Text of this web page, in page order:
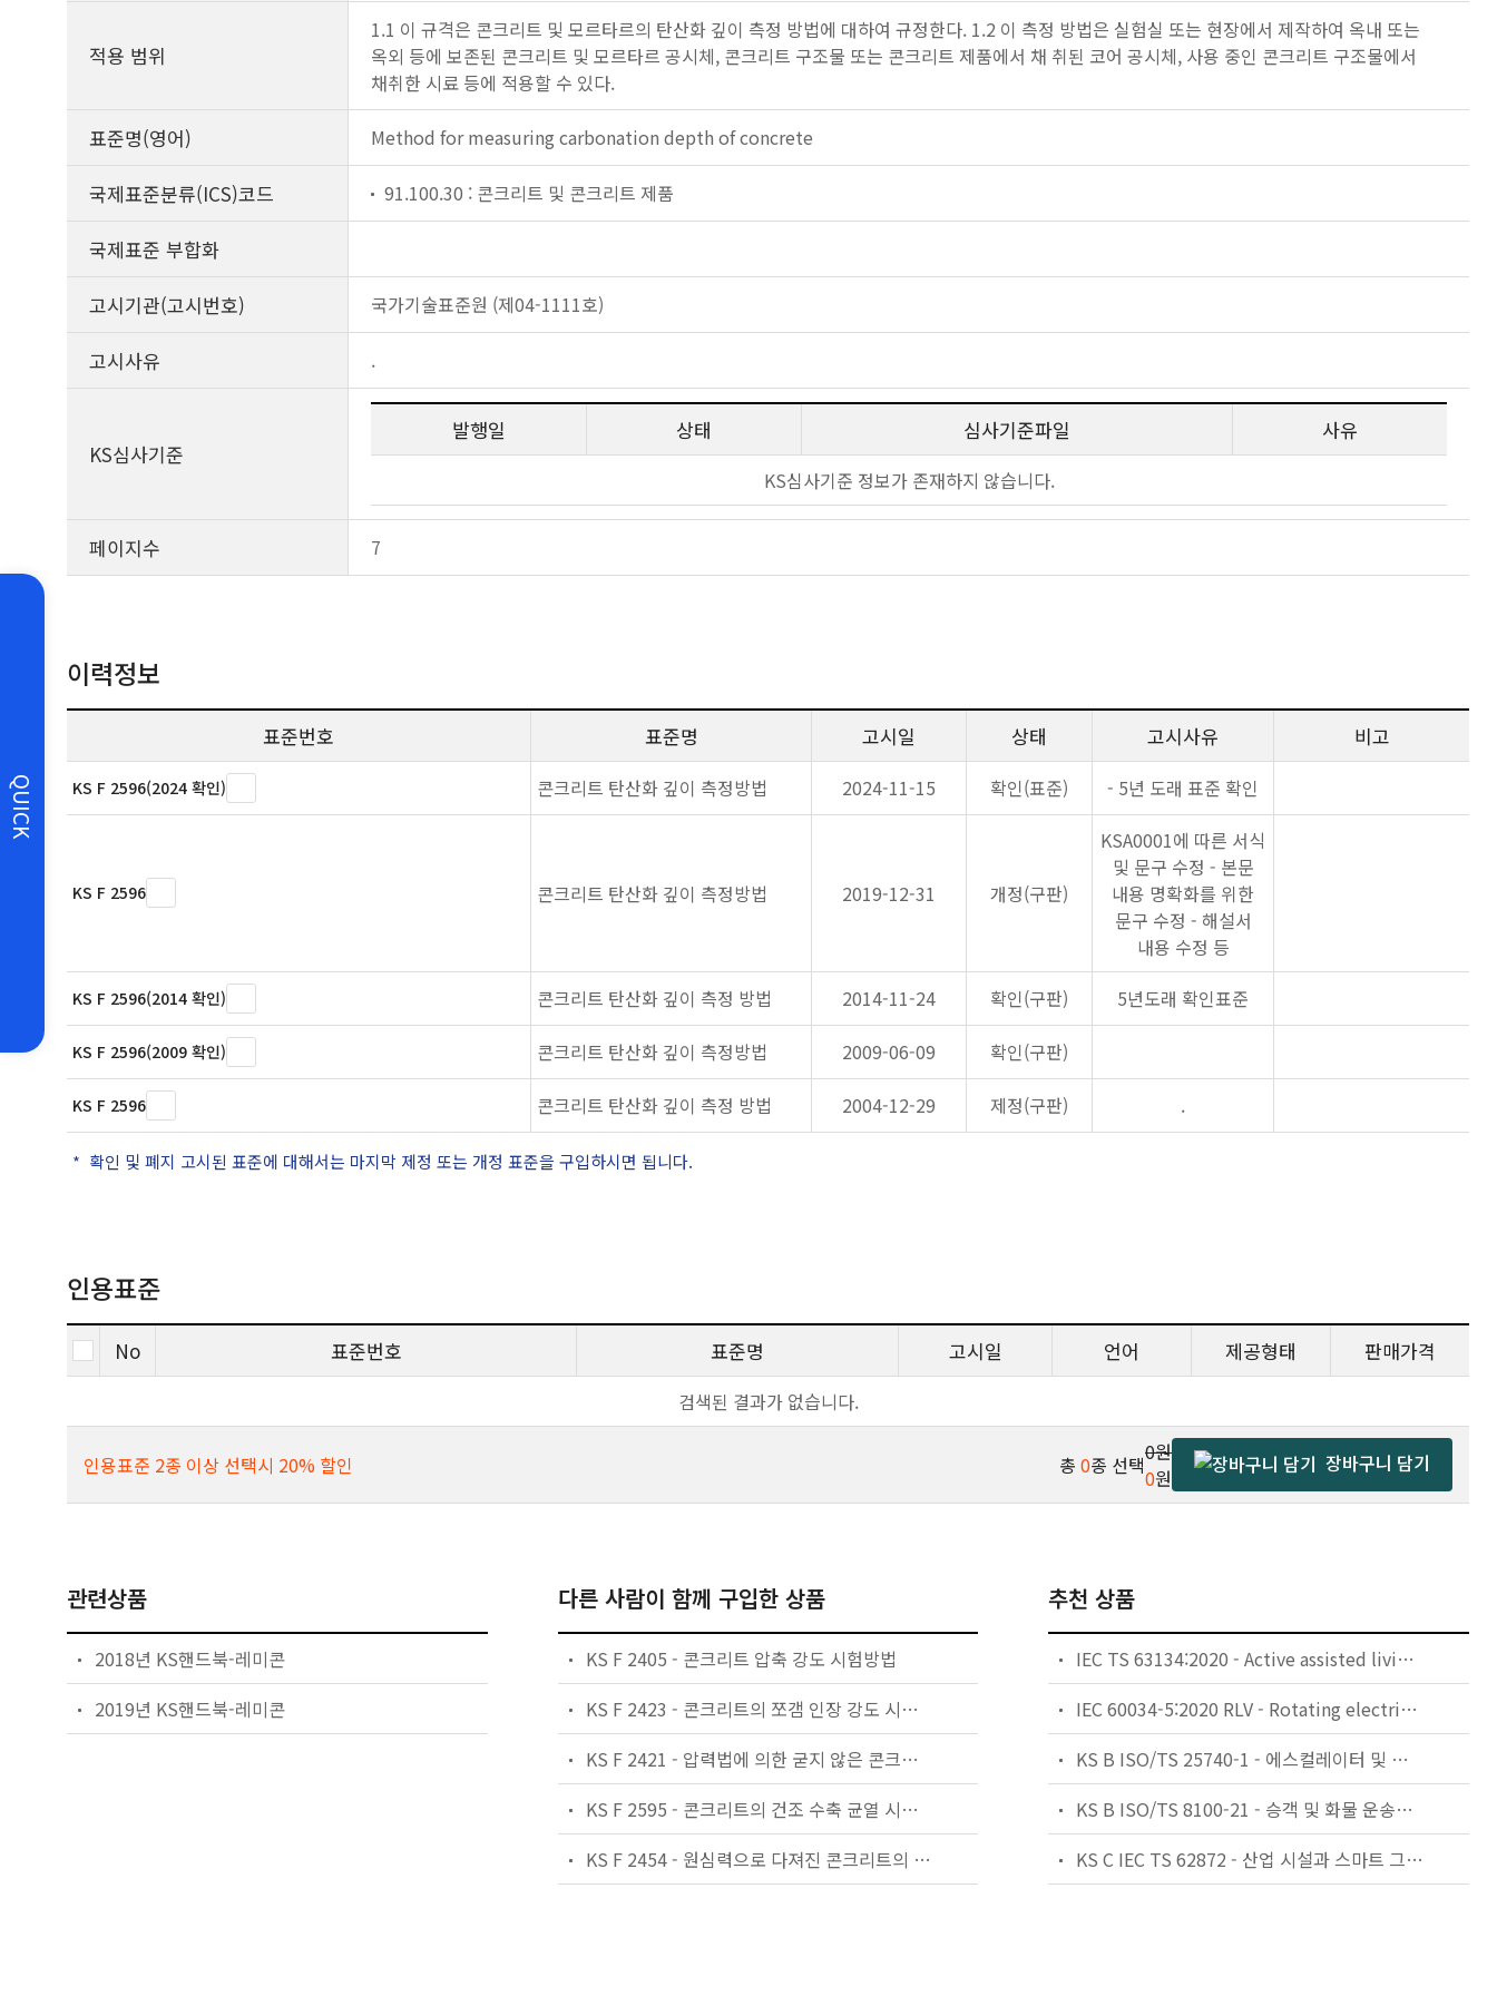
QUICK
적용 범위
1.1 이 규격은 콘크리트 및 모르타르의 탄산화 깊이 측정 방법에 대하여 규정한다. 1.2 이 측정 방법은 실험실 또는 현장에서 제작하여 옥내 또는
옥외 등에 보존된 콘크리트 및 모르타르 공시체, 콘크리트 구조물 또는 콘크리트 제품에서 채 취된 코어 공시체, 사용 중인 콘크리트 구조물에서
채취한 시료 등에 적용할 수 있다.
표준명(영어) Method for measuring carbonation depth of concrete
국제표준분류(ICS)코드 91.100.30 : 콘크리트 및 콘크리트 제품
국제표준 부합화
고시기관(고시번호)
국가기술표준원 (제04-1111호)
고시사유 .
KS심사기준
발행일 상태 심사기준파일 사유
KS심사기준 정보가 존재하지 않습니다.
페이지수 7
이력정보
표준번호 표준명 고시일 상태 고시사유 비고
KS F 2596(2024 확인) 콘크리트 탄산화 깊이 측정방법 2024-11-15 확인(표준) - 5년 도래 표준 확인
KS F 2596 콘크리트 탄산화 깊이 측정방법 2019-12-31 개정(구판)
KSA0001에 따른 서식
및 문구 수정 - 본문
내용 명확화를 위한
문구 수정 - 해설서
내용 수정 등
KS F 2596(2014 확인) 콘크리트 탄산화 깊이 측정 방법 2014-11-24 확인(구판) 5년도래 확인표준
KS F 2596(2009 확인) 콘크리트 탄산화 깊이 측정방법 2009-06-09 확인(구판)
KS F 2596 콘크리트 탄산화 깊이 측정 방법 2004-12-29 제정(구판) .
확인 및 폐지 고시된 표준에 대해서는 마지막 제정 또는 개정 표준을 구입하시면 됩니다.
인용표준
No 표준번호 표준명 고시일 언어 제공형태 판매가격
검색된 결과가 없습니다.
인용표준 2종 이상 선택시 20% 할인 총 0종 선택0원
0원
장바구니 담기
관련상품
2018년 KS핸드북-레미콘
2019년 KS핸드북-레미콘
다른 사람이 함께 구입한 상품
KS F 2405 - 콘크리트 압축 강도 시험방법
KS F 2423 - 콘크리트의 쪼갬 인장 강도 시험 방법
KS F 2421 - 압력법에 의한 굳지 않은 콘크리트의 공기량 시험 방법
KS F 2595 - 콘크리트의 건조 수축 균열 시험방법
KS F 2454 - 원심력으로 다져진 콘크리트의 압축 강도 시험방법
추천 상품
IEC TS 63134:2020 - Active assisted living (AAL) use cases
IEC 60034-5:2020 RLV - Rotating electrical machines - Part 5: Degrees of protection provided by the integral design of rotating electrical machines (IP code) - Classification
KS B ISO/TS 25740-1 - 에스컬레이터 및 무빙워크에 대한 안전요건 — 제1부: 세계공통 필수 안전요건(GESRs)
KS B ISO/TS 8100-21 - 승객 및 화물 운송용 엘리베이터 —제21부: 세계공통 필수안전요건(GESRs)을 충족하는 세계공통 안전 파라미터(GSPs)
KS C IEC TS 62872 - 산업 시설과 스마트 그리드 사이의 산업 공정 측정, 제어 및 자동화 시스템 인터페이스